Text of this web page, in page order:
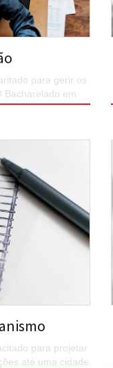
para gerir os
Bacharelado em
seu curso.
para projetar
até uma cidade